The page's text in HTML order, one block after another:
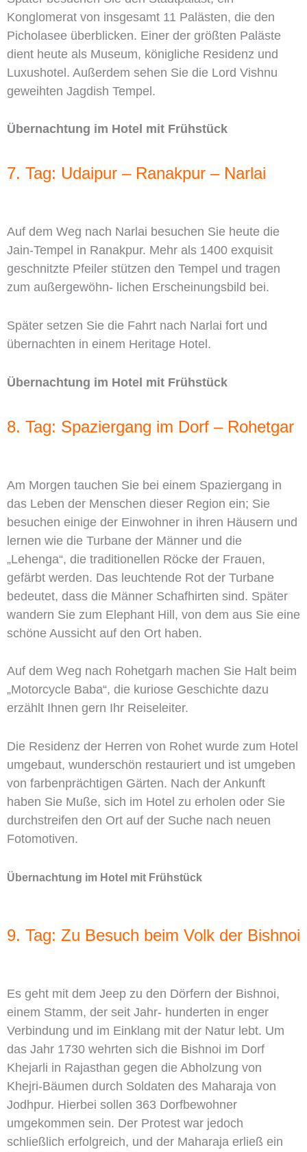
Konglomerat von insgesamt 11 Palästen, die den
Picholasee überblicken. Einer der größten Paläste
dient heute als Museum, königliche Residenz und
Luxushotel. Außerdem sehen Sie die Lord Vishnu
geweihten Jagdish Tempel.
Übernachtung im Hotel mit Frühstück
7. Tag: Udaipur – Ranakpur – Narlai
Auf dem Weg nach Narlai besuchen Sie heute die
Jain-Tempel in Ranakpur. Mehr als 1400 exquisit
geschnitzte Pfeiler stützen den Tempel und tragen
zum außergewöhn- lichen Erscheinungsbild bei.
Später setzen Sie die Fahrt nach Narlai fort und
übernachten in einem Heritage Hotel.
Übernachtung im Hotel mit Frühstück
8. Tag: Spaziergang im Dorf – Rohetgar
Am Morgen tauchen Sie bei einem Spaziergang in
das Leben der Menschen dieser Region ein; Sie
besuchen einige der Einwohner in ihren Häusern und
lernen wie die Turbane der Männer und die
„Lehenga“, die traditionellen Röcke der Frauen,
gefärbt werden. Das leuchtende Rot der Turbane
bedeutet, dass die Männer Schafhirten sind. Später
wandern Sie zum Elephant Hill, von dem aus Sie eine
schöne Aussicht auf den Ort haben.
Auf dem Weg nach Rohetgarh machen Sie Halt beim
„Motorcycle Baba“, die kuriose Geschichte dazu
erzählt Ihnen gern Ihr Reiseleiter.
Die Residenz der Herren von Rohet wurde zum Hotel
umgebaut, wunderschön restauriert und ist umgeben
von farbenprächtigen Gärten. Nach der Ankunft
haben Sie Muße, sich im Hotel zu erholen oder Sie
durchstreifen den Ort auf der Suche nach neuen
Fotomotiven.
Übernachtung im Hotel mit Frühstück
9. Tag: Zu Besuch beim Volk der Bishnoi
Es geht mit dem Jeep zu den Dörfern der Bishnoi,
einem Stamm, der seit Jahr- hunderten in enger
Verbindung und im Einklang mit der Natur lebt. Um
das Jahr 1730 wehrten sich die Bishnoi im Dorf
Khejarli in Rajasthan gegen die Abholzung von
Khejri-Bäumen durch Soldaten des Maharaja von
Jodhpur. Hierbei sollen 363 Dorfbewohner
umgekommen sein. Der Protest war jedoch
schließlich erfolgreich, und der Maharaja erließ ein